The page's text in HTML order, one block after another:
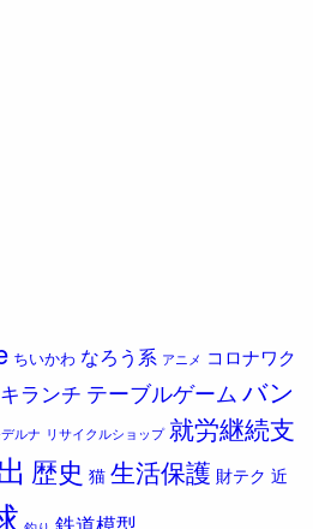
ちいかわ なろう系 アニメ コロナワク
ランチ テーブルゲーム バン
ルナ リサイクルショップ 就労継続支
歴史 猫 生活保護 財テク 近